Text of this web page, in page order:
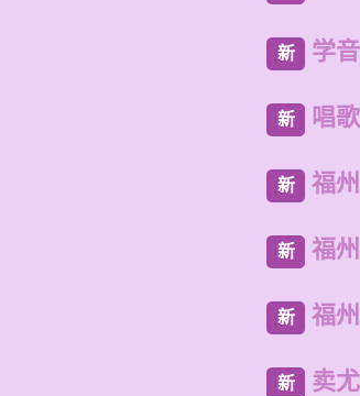
新 学
新 唱
新 福
新 福
新 福
新 卖